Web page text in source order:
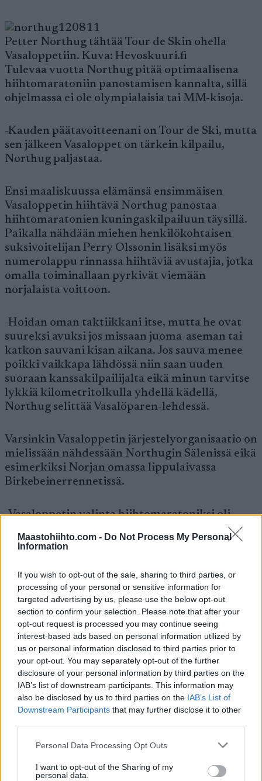
Maastohiihto.com - Do Not Process My Personal
Information
If you wish to opt-out of the sale, sharing to third parties, or
processing of your personal or sensitive information for
targeted advertising by us, please use the below opt-out
section to confirm your selection. Please note that after your
opt-out request is processed you may continue seeing
interest-based ads based on personal information utilized by
us or personal information disclosed to third parties prior to
your opt-out. You may separately opt-out of the further
disclosure of your personal information by third parties on the
IAB’s list of downstream participants. This information may
also be disclosed by us to third parties on the IAB’s List of
Downstream Participants that may further disclose it to other
Please note that this website/app uses one or more Google
not limited to your visit or usage behaviour. You may click to
Personal Data Processing Opt Outs
I want to opt-out of the Sharing of my
personal data.
Petter Northug tähtää Tour de Skin ohella
Vasaloppetiin. Kuva: Hevoskuuri.fi
Tulevaa vuotta Northug pitää optimaalisena
hiihtomaratoniin panostamisen kannalta, sillä
ohjelmassa ei ole olympialaisia tai MM-kisoja.
-Kauden päätavoitteenani on Tour de Ski, mutta
sen jälkeen Vasaloppet on tärkein kilpailu,
Northug paljastaa.
Ensi maaliskuussa elämänsä ensimmäisen
Vasaloppetin hiihtävä Northug panostaa
hiihtomaratonien kuningaskilpailuun täysillä.
Paikalla nähdään miehen henkilökohtaisen
suksivoitelijan Perry Olssonin lisäksi myös
numerolappu rinnassa hiihtäviä avustajia, jotka
omalla toiminallaan pyrkivät viemään
norjalaista voittoon.
-Hoidan oman taktiikkani itse, mutta he ovat
suureksi avuksi jos missaan juoma-aseman tai
katkon sauvani kisan aikana. Jos sauva menee
poikki vaikkapa lähdössä niin saan uuden
suoraan kanssakilpailijalta eikä minun tarvitse
lykkiä kilometritolkulla yhdellä kädellä,
Northug selittää Vasalöparen-lehdessä.
Varsinkin Vasaloppetin järjestelyorganisaatio on
mielissään nähdessään Northugin Sälenissä eikä
esimerkiksi Norjan omassa lippulaivassa
Birkebeinerrennetissä.
-Vasaloppetin valinta hiihtomaratoniksi oli
melkeinpä itsestäänselvyys. Sitä arvostetaan
enemmän sillä parhaat ovat aina paikalla, se on
kilpailu, josta kaikki puhuvat jopa Norjassa,
Northug luettelee.
Northug ei itse usko voittavansa kilpailua,
mutta pitäisi sitä olympiakullan jälkeen
suurimpana saavutuksena mitä hän hiihtäjän
urallaan on saavuttanut. MM-kullan ja
Vasaloppetin voiton hän arvottaa yhtä
korkealle. Northug pitää pahimpina
kilpakumppaneinaan norjalaisia maanmiehiään
sekä ruotsalaisista muun muassa Jörgen
Brinkiä, Jehrry Ahrlinia, Oskar Svärdiä ja
Daniell Tynelliä. Hänen mukaansa
olemaan samaan aikaan Lahdessa.